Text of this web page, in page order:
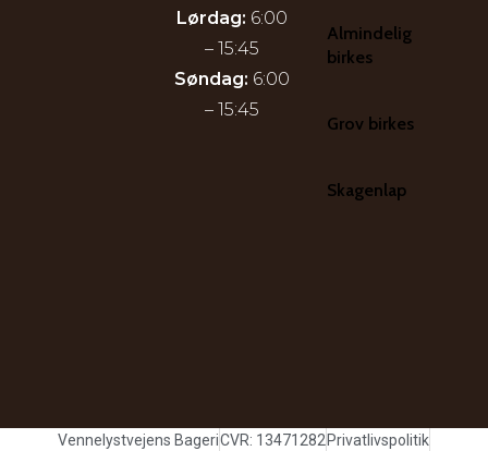
Lørdag: 6:00
– 15:45
Søndag: 6:00
– 15:45
Almindelig
birkes
Grov birkes
Skagenlap
Vennelystvejens BageriCVR: 13471282 Privatlivspolitik